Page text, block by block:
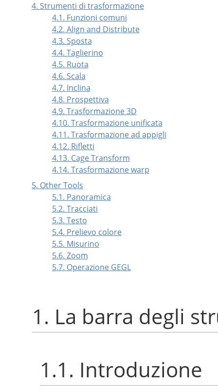
4. Strumenti di trasformazione
4.1. Funzioni comuni
4.2. Align and Distribute
4.3. Sposta
4.4. Taglierino
4.5. Ruota
4.6. Scala
4.7. Inclina
4.8. Prospettiva
4.9. Trasformazione 3D
4.10. Trasformazione unificata
4.11. Trasformazione ad appigli
4.12. Rifletti
4.13. Cage Transform
4.14. Trasformazione warp
5. Other Tools
5.1. Panoramica
5.2. Tracciati
5.3. Testo
5.4. Prelievo colore
5.5. Misurino
5.6. Zoom
5.7. Operazione GEGL
1. La barra degli
1.1. Introduzione